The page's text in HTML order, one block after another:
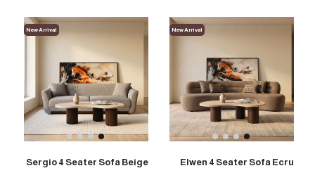
New Arrival
Elwen 4 Seater Sofa Ecru
New Arrival
Sergio 4 Seater Sofa Beige